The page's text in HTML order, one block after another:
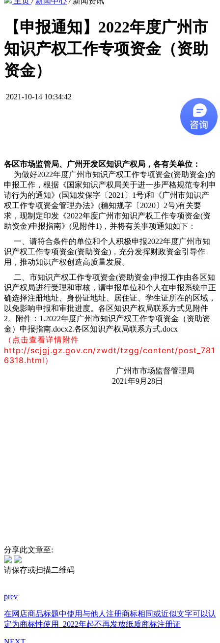
【申报通知】2022年度广州市
知识产权工作专项资金（资助
资金）
2021-10-14 10:34:42
各区市场监管局、广州开发区知识产权局，各有关单位：
为做好2022年度广州市知识产权工作专项资金(资助资金)的
申报工作，根据《国家知识产权局关于进一步严格规范专利申
请行为的通知》(国知发保字〔2021〕1号)和《广州市知识产
权工作专项资金管理办法》(穗知规字〔2020〕2号)有关要
求，现制定印发《2022年度广州市知识产权工作专项资金(资
助资金)申报指南》(见附件1)，并将有关事项通知如下：
一、请符合条件的单位和个人积极申报2022年度广州市知
识产权工作专项资金(资助资金)，充分发挥财政资金引导作
用，推动知识产权创造高质量发展。
二、市知识产权工作专项资金(资助资金)申报工作由各区知
识产权局进行受理和审核，请申报单位和个人在申报系统中正
确选择注册地址、身份证地址、居住证、学生证所在的区域，
以免影响申报和审批进度。各区知识产权局联系方式见附件
2。附件：1.2022年度广州市知识产权工作专项资金（资助资
金）申报指南.docx2.各区知识产权局联系方式.docx
（点击查看详情附件
http://scjgj.gz.gov.cn/zwdt/tzgg/content/post_781
6318.html）
广州市市场监督管理局
2021年9月28日
分享此文章至:
请保存或扫描二维码
prev
在网店商品标题中使用与他人注册商标相同或近似文字可以认
定为商标性使用
2022年起不再发放纸质商标注册证